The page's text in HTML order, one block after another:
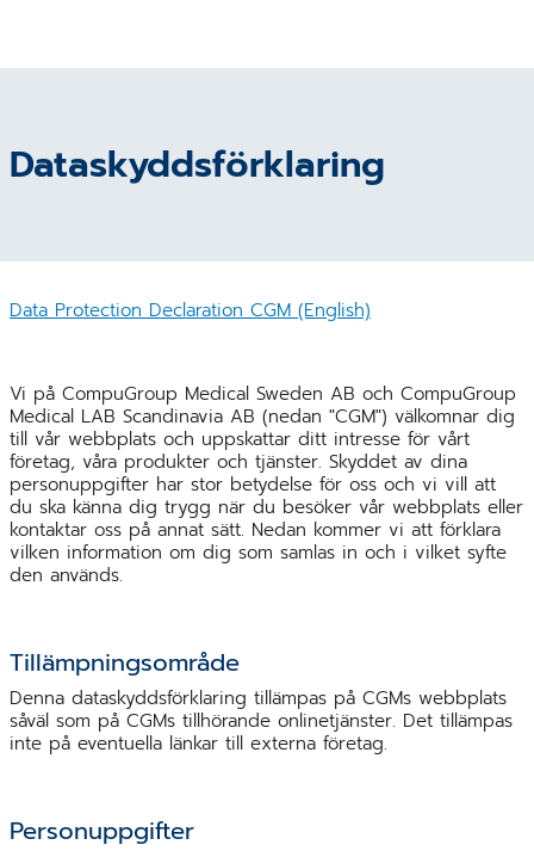
Dataskyddsförklaring
Data Protection Declaration CGM (English)
Vi på CompuGroup Medical Sweden AB och CompuGroup
Medical LAB Scandinavia AB (nedan "CGM") välkomnar dig
till vår webbplats och uppskattar ditt intresse för vårt
företag, våra produkter och tjänster. Skyddet av dina
personuppgifter har stor betydelse för oss och vi vill att
du ska känna dig trygg när du besöker vår webbplats eller
kontaktar oss på annat sätt. Nedan kommer vi att förklara
vilken information om dig som samlas in och i vilket syfte
den används.
Tillämpningsområde
Denna dataskyddsförklaring tillämpas på CGMs webbplats
såväl som på CGMs tillhörande onlinetjänster. Det tillämpas
inte på eventuella länkar till externa företag.
Personuppgifter